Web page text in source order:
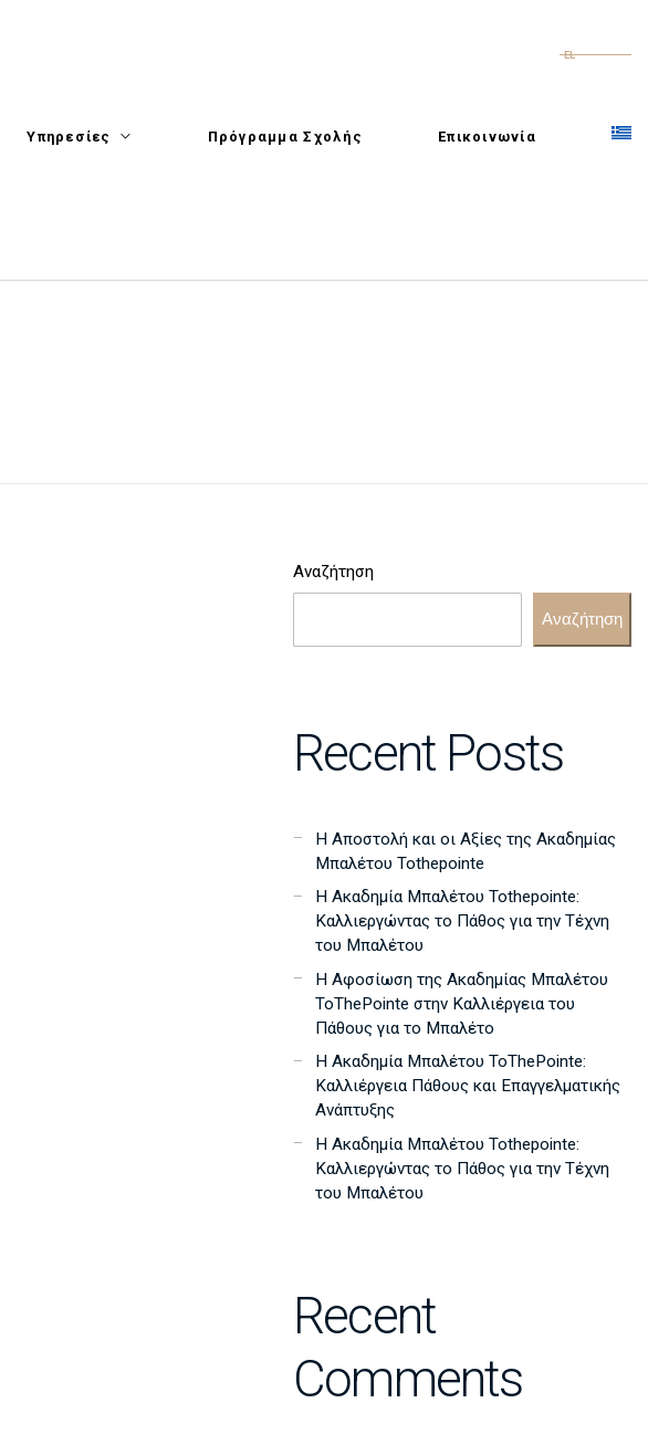
EL
Υπηρεσίες Πρόγραμμα Σχολής Επικοινωνία
Αναζήτηση
Αναζήτηση
Recent Posts
Η Αποστολή και οι Αξίες της Ακαδημίας
Μπαλέτου Tothepointe
Η Ακαδημία Μπαλέτου Tothepointe:
Καλλιεργώντας το Πάθος για την Τέχνη
του Μπαλέτου
Η Αφοσίωση της Ακαδημίας Μπαλέτου
ToThePointe στην Καλλιέργεια του
Πάθους για το Μπαλέτο
Η Ακαδημία Μπαλέτου ToThePointe:
Καλλιέργεια Πάθους και Επαγγελματικής
Ανάπτυξης
Η Ακαδημία Μπαλέτου Tothepointe:
Καλλιεργώντας το Πάθος για την Τέχνη
του Μπαλέτου
Recent
Comments